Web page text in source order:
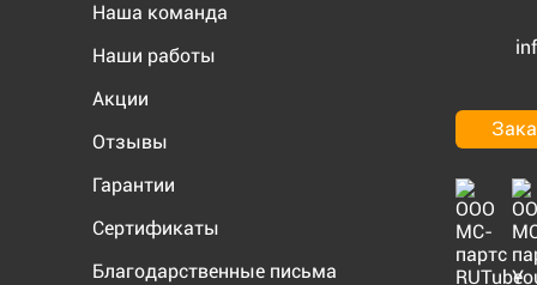
Наша команда
Наши работы
Акции
Отзывы
Гарантии
Сертификаты
Благодарственные письма